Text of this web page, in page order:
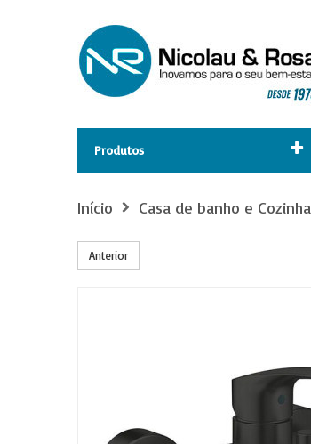
Produtos
Início Casa de banho e Cozinha
Anterior